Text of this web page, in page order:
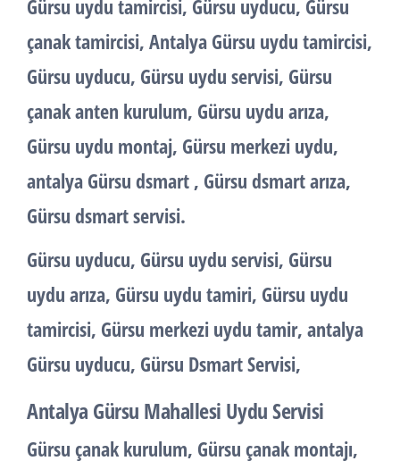
Gürsu uydu tamircisi, Gürsu uyducu, Gürsu
çanak tamircisi, Antalya Gürsu uydu tamircisi,
Gürsu uyducu, Gürsu uydu servisi, Gürsu
çanak anten kurulum, Gürsu uydu arıza,
Gürsu uydu montaj, Gürsu merkezi uydu,
antalya Gürsu dsmart , Gürsu dsmart arıza,
Gürsu dsmart servisi.
Gürsu uyducu, Gürsu uydu servisi, Gürsu
uydu arıza, Gürsu uydu tamiri, Gürsu uydu
tamircisi, Gürsu merkezi uydu tamir, antalya
Gürsu uyducu, Gürsu Dsmart Servisi,
Antalya Gürsu Mahallesi Uydu Servisi
Gürsu çanak kurulum, Gürsu çanak montajı,